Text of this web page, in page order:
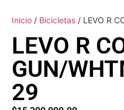
Inicio / Bicicletas / LEVO R
LEVO R
GUN/
29